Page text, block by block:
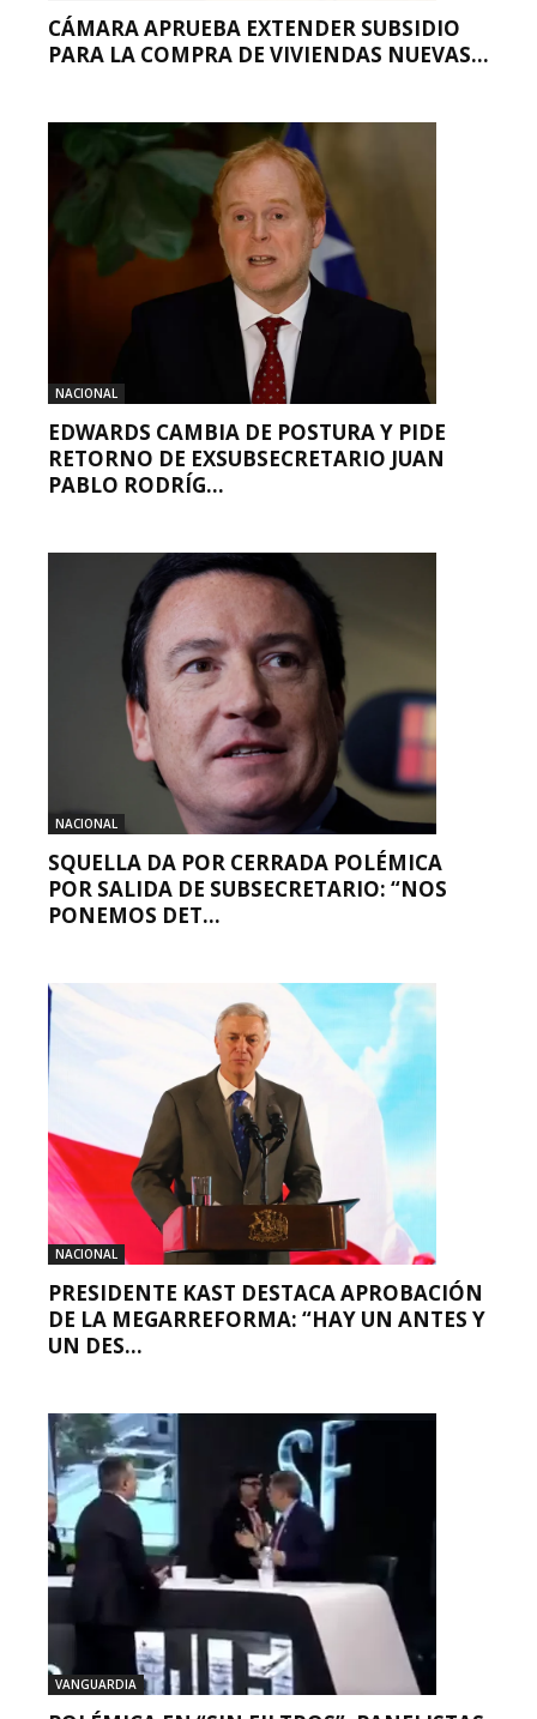
CÁMARA APRUEBA EXTENDER SUBSIDIO
PARA LA COMPRA DE VIVIENDAS NUEVAS...
NACIONAL
EDWARDS CAMBIA DE POSTURA Y PIDE
RETORNO DE EXSUBSECRETARIO JUAN
PABLO RODRÍG...
NACIONAL
SQUELLA DA POR CERRADA POLÉMICA
POR SALIDA DE SUBSECRETARIO: “NOS
PONEMOS DET...
NACIONAL
PRESIDENTE KAST DESTACA APROBACIÓN
DE LA MEGARREFORMA: “HAY UN ANTES Y
UN DES...
VANGUARDIA